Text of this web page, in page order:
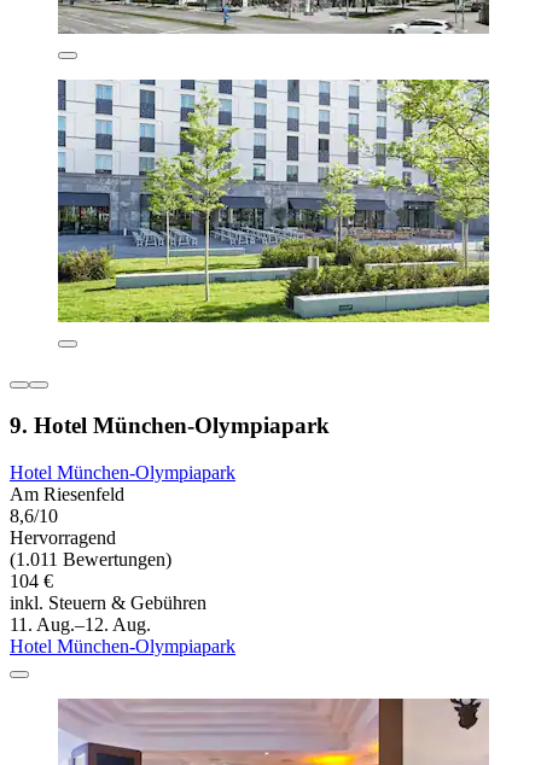
9. Hotel München-Olympiapark
Hotel München-Olympiapark
Am Riesenfeld
8,6/10
Hervorragend
(1.011 Bewertungen)
104 €
inkl. Steuern & Gebühren
11. Aug.–12. Aug.
Hotel München-Olympiapark